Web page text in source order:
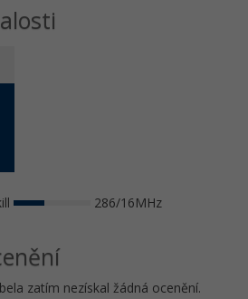
286/16MHz
zatím nezískal žádná ocenění.